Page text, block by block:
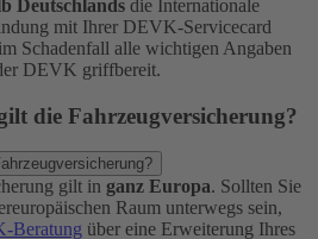
Deutschlands die Internationale
mit Ihrer DEVK-Servicecard
Schadenfall alle wichtigen Angaben
DEVK griffbereit.
die Fahrzeugversicherung?
gilt in ganz Europa. Sollten Sie
Raum unterwegs sein,
Beratung über eine Erweiterung Ihres